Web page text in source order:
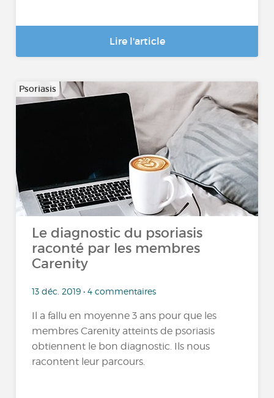
Lire l'article
Psoriasis
Le diagnostic du psoriasis
raconté par les membres
Carenity
13 déc. 2019 • 4 commentaires
Il a fallu en moyenne 3 ans pour que les
membres Carenity atteints de psoriasis
obtiennent le bon diagnostic. Ils nous
racontent leur parcours.